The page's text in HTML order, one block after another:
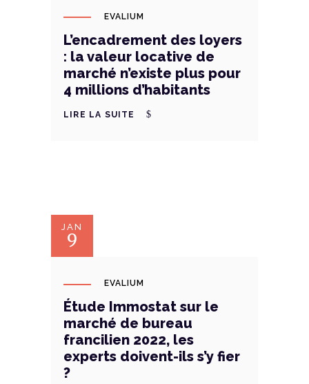
EVALIUM
L’encadrement des loyers
: la valeur locative de
marché n’existe plus pour
4 millions d’habitants
LIRE LA SUITE
JAN
9
EVALIUM
Étude Immostat sur le
marché de bureau
francilien 2022, les
experts doivent-ils s’y fier
?